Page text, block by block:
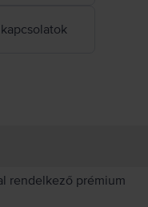
rendelkező prémium